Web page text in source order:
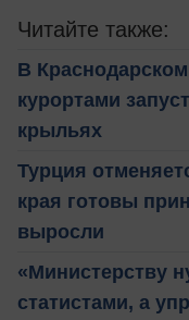
Читайте также:
В
курортами
крыльях
Турция
края готовы
выросли
«Министерству
статистами, а